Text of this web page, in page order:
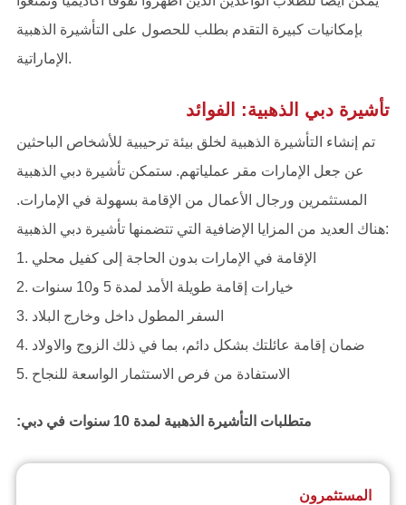
بإمكانيات كبيرة التقدم بطلب للحصول على التأشيرة الذهبية
الإماراتية.
تأشيرة دبي الذهبية: الفوائد
تم إنشاء التأشيرة الذهبية لخلق بيئة ترحيبية للأشخاص الباحثين
عن جعل الإمارات مقر عملياتهم. ستمكن تأشيرة دبي الذهبية
المستثمرين ورجال الأعمال من الإقامة بسهولة في الإمارات.
هناك العديد من المزايا الإضافية التي تتضمنها تأشيرة دبي الذهبية:
1. الإقامة في الإمارات بدون الحاجة إلى كفيل محلي
2. خيارات إقامة طويلة الأمد لمدة 5 و10 سنوات
3. السفر المطول داخل وخارج البلاد
4. ضمان إقامة عائلتك بشكل دائم، بما في ذلك الزوج والاولاد
5. الاستفادة من فرص الاستثمار الواسعة للنجاح
متطلبات التأشيرة الذهبية لمدة 10 سنوات في دبي:
المستثمرون